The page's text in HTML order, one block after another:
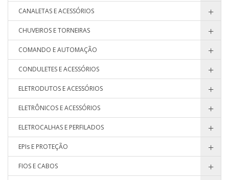
CANALETAS E ACESSÓRIOS
CHUVEIROS E TORNEIRAS
COMANDO E AUTOMAÇÃO
CONDULETES E ACESSÓRIOS
ELETRODUTOS E ACESSÓRIOS
ELETRÔNICOS E ACESSÓRIOS
ELETROCALHAS E PERFILADOS
EPIs E PROTEÇÃO
FIOS E CABOS